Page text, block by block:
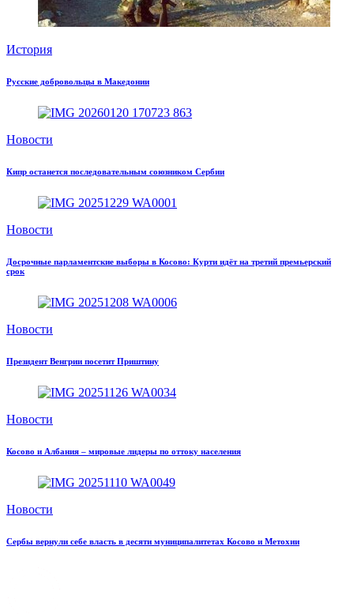
История
Русские добровольцы в Македонии
Новости
Кипр останется последовательным союзником Сербии
Новости
Досрочные парламентские выборы в Косово: Курти идёт на третий премьерский
срок
Новости
Президент Венгрии посетит Приштину
Новости
Косово и Албания – мировые лидеры по оттоку населения
Новости
Сербы вернули себе власть в десяти муниципалитетах Косово и Метохии